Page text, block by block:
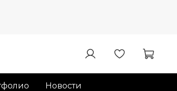
Новости